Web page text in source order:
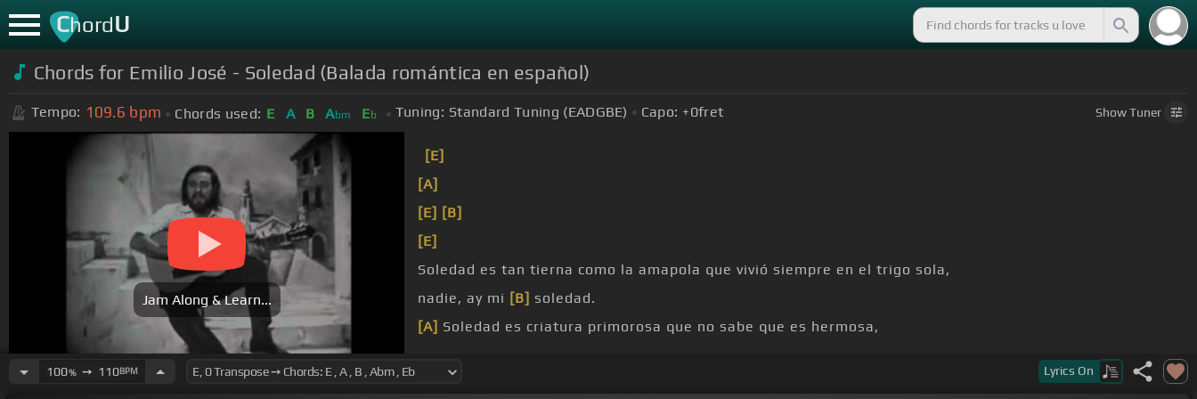
ChordU
Chords for Emilio José - Soledad (Balada romántica en español)
Tempo: 109.6 bpm Chords used: E A B Abm Eb Tuning: Standard Tuning (EADGBE) Capo: +0fret ShowTuner
Jam Along & Learn...
[E]
[A]
[E] [B]
[E]
Soledad es tan tierna como la amapola que vivió siempre en el trigo sola,
nadie, ay mi [B] soledad.
[A] Soledad es criatura primorosa que no sabe que es hermosa,
100%➙ 110BPM Lyrics On